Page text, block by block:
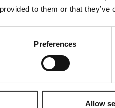
to them or that
Preferences
Allow